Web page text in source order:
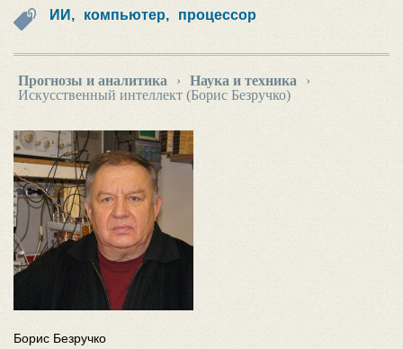
ИИ, компьютер, процессор
Прогнозы и аналитика › Наука и техника
›
Искусственный интеллект (Борис Безручко)
Борис Безручко